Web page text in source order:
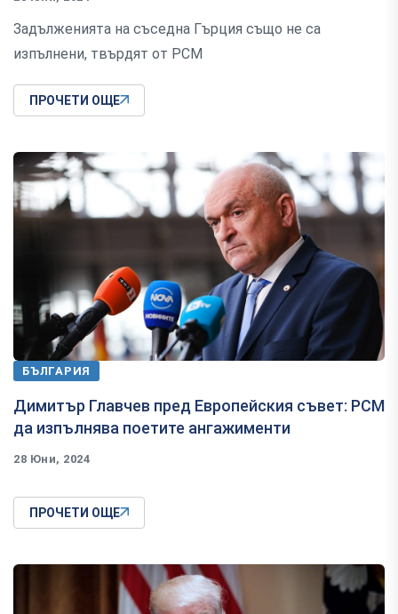
Задълженията на съседна Гърция също не са
изпълнени, твърдят от РСМ
ПРОЧЕТИ ОЩЕ
БЪЛГАРИЯ
Димитър Главчев пред Европейския съвет: РСМ
да изпълнява поетите ангажименти
28 Юни, 2024
ПРОЧЕТИ ОЩЕ